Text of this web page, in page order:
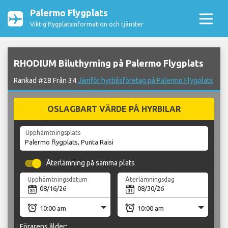
Palermo Flygplats
Viktig flygplatsinformation och tjänster
RHODIUM Biluthyrning på Palermo Flygplats
Rankad #28 Från 34Jämför hyrbilsföretag på Palermo Flygplats
OSLAGBART VÄRDE PÅ HYRBILAR
Upphämtningsplats
Återlämning på samma plats
Upphämtningsdatum Återlämningsdag